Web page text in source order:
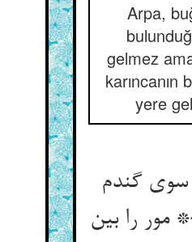
Arpa,
gelmez
karıncanın
yere
سوی گندم
را بین